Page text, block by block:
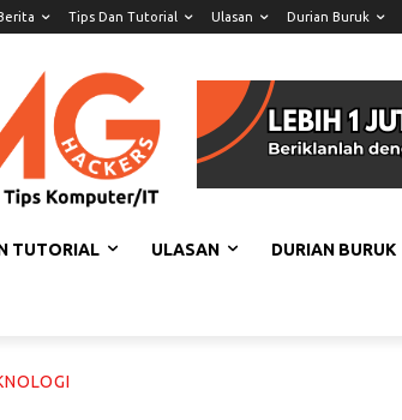
Tips Dan Tutorial Ulasan Durian Buruk
TUTORIAL ULASAN DURIAN BURUK